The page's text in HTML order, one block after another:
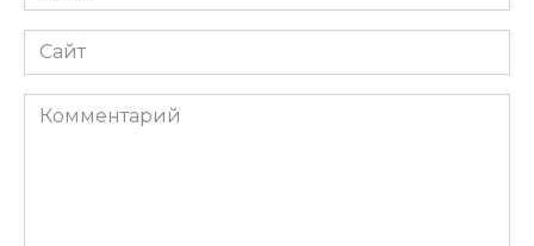
Сайт
Комментарий